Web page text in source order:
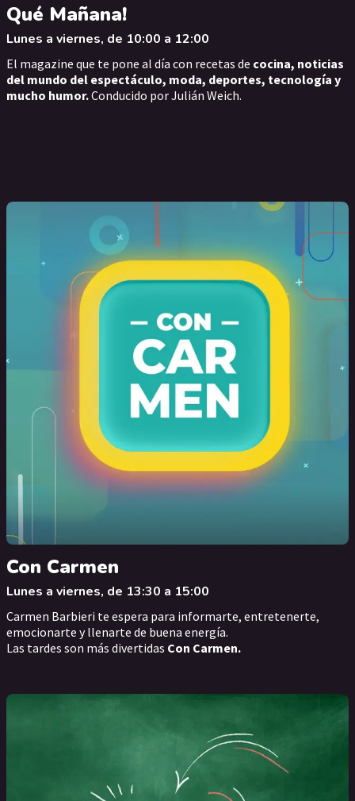
Qué Mañana!
Lunes a viernes, de 10:00 a 12:00
El magazine que te pone al día con recetas de cocina, noticias
del mundo del espectáculo, moda, deportes, tecnología y
mucho humor.Conducido por Julián Weich.
Con Carmen
Lunes a viernes, de 13:30 a 15:00
Carmen Barbieri te espera para informarte, entretenerte,
emocionarte y llenarte de buena energía.
Las tardes son más divertidas Con Carmen.